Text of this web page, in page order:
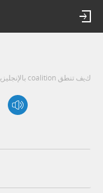
كيف تنطق coalition بالإنجليزية